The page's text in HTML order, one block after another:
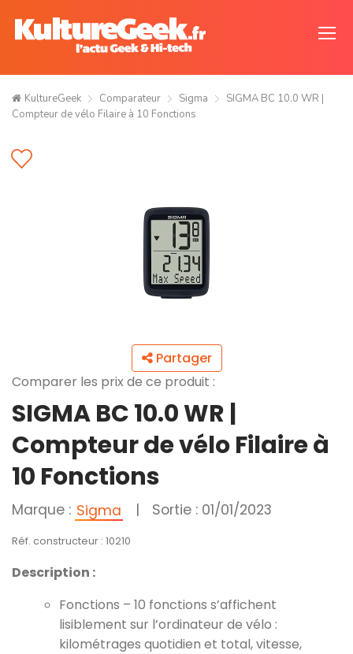
KultureGeek Comparateur Sigma
SIGMA BC 10.0 WR |
Compteur de vélo Filaire à 10 Fonctions
Partager
Comparer les prix de ce produit :
SIGMA BC 10.0 WR |
Compteur de vélo Filaire à
10 Fonctions
Marque : Sigma | Sortie : 01/01/2023
Réf. constructeur : 10210
Description :
Fonctions – 10 fonctions s’affichent
lisiblement sur l’ordinateur de vélo :
kilométrages quotidien et total, vitesse,